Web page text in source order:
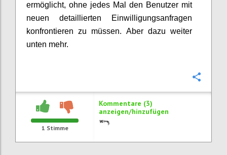
ermöglicht, ohne jedes Mal den Benutzer mit
neuen detaillierten Einwilligungsanfragen
konfrontieren zu müssen. Aber dazu weiter
unten mehr.
1 Stimme
Kommentare (3)
anzeigen/hinzufügen